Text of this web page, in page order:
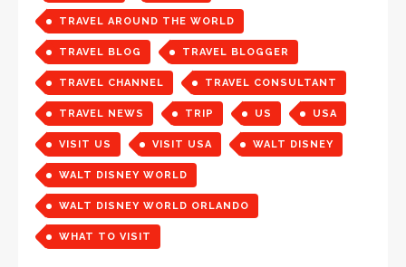
TRAVEL AROUND THE WORLD
TRAVEL BLOG TRAVEL BLOGGER
TRAVEL CHANNEL TRAVEL CONSULTANT
TRAVEL NEWS TRIP US USA
VISIT US VISIT USA WALT DISNEY
WALT DISNEY WORLD
WALT DISNEY WORLD ORLANDO
WHAT TO VISIT